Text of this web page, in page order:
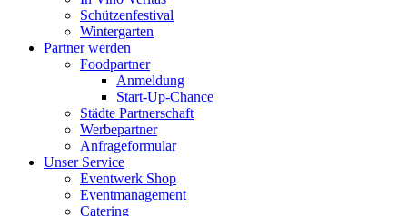
Schützenfestival
Wintergarten
Partner werden
Foodpartner
Anmeldung
Start-Up-Chance
Städte Partnerschaft
Werbepartner
Anfrageformular
Unser Service
Eventwerk Shop
Eventmanagement
Catering